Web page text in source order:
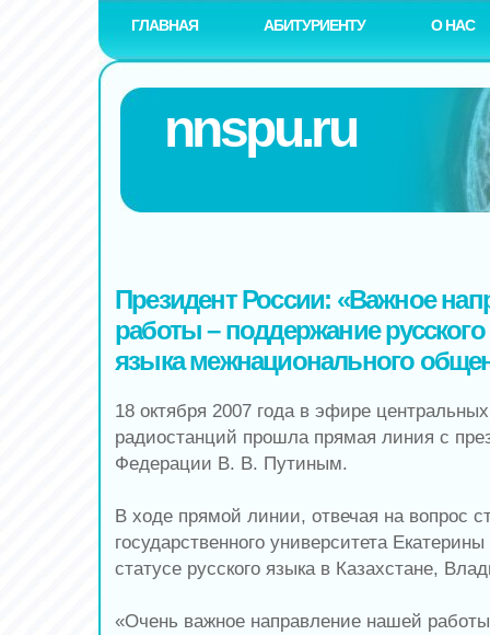
ГЛАВНАЯ АБИТУРИЕНТУ О НАС
nnspu.ru
Президент России: «Важное
работы – поддержание русского
языка межнационального
18 октября 2007 года в эфире
радиостанций прошла прямая линия с
Федерации В. В. Путиным.
В ходе прямой линии, отвечая на вопрос
государственного университета
статусе русского языка в Казахстане,
«Очень важное направление нашей